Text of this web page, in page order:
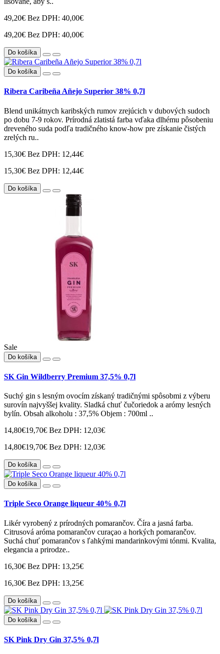
49,20€ Bez DPH: 40,00€
49,20€ Bez DPH: 40,00€
Do košíka
Do košíka
Ribera Caribeña Añejo Superior 38% 0,7l
Blend unikátnych karibských rumov zrejúcich v dubových sudoch
po dobu 7-9 rokov. Prírodná zlatistá farba vďaka dlhému pôsobeniu
dreveného suda podľa tradičného know-how pre získanie čistých
zrelých ru..
15,30€ Bez DPH: 12,44€
15,30€ Bez DPH: 12,44€
Do košíka
Sale
Do košíka
SK Gin Wildberry Premium 37,5% 0,7l
Suchý gin s lesným ovocím získaný tradičnými spôsobmi z výberu
surovín najvyššej kvality. Sladká chuť čučoriedok a arómy lesných
bylín. Obsah alkoholu : 37,5% Objem : 700ml ..
14,80€19,70€ Bez DPH: 12,03€
14,80€19,70€ Bez DPH: 12,03€
Do košíka
Do košíka
Triple Seco Orange liqueur 40% 0,7l
Likér vyrobený z prírodných pomarančov. Číra a jasná farba.
Citrusová aróma pomarančov curaçao a horkých pomarančov.
Suchá chuť pomarančov s ľahkými mandarinkovými tónmi. Kvalita,
elegancia a prirodze..
16,30€ Bez DPH: 13,25€
16,30€ Bez DPH: 13,25€
Do košíka
Do košíka
SK Pink Dry Gin 37,5% 0,7l